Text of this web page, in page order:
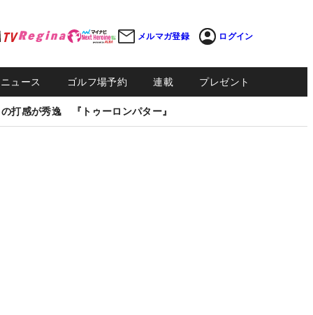
メルマガ登録 ログイン
ュース ゴルフ場予約 連載 プレゼント
打感が秀逸 『トゥーロンパター』